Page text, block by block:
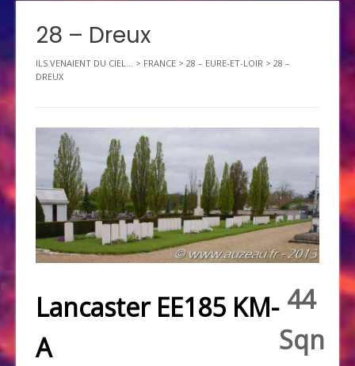
28 – Dreux
ILS VENAIENT DU CIEL... > FRANCE > 28 – EURE-ET-LOIR > 28 –
DREUX
Lancaster EE185 KM-
A
44
Sqn